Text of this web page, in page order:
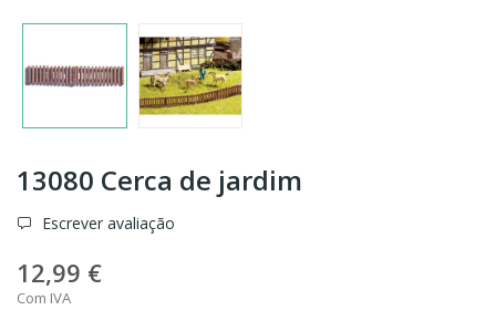
13080 Cerca de jardim
Escrever avaliação
12,99 €
Com IVA